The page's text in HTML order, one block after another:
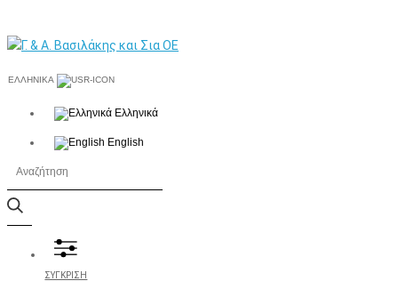
ΕΛΛΗΝΙΚΆ
Ελληνικά
English
ΣΥΓΚΡΙΣΗ